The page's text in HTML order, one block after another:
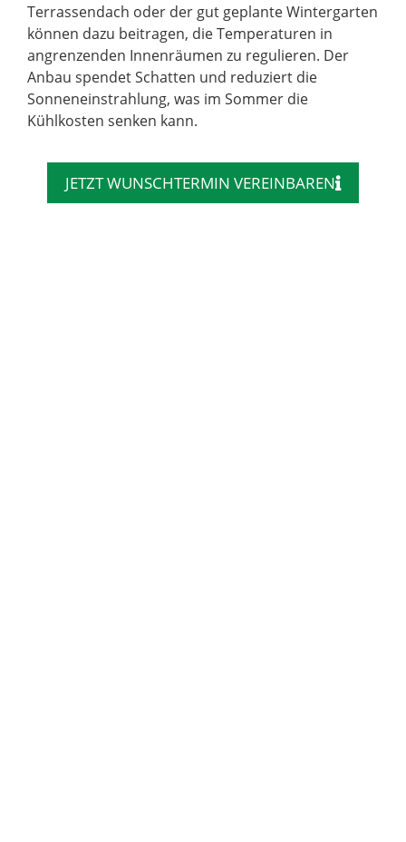
Terrassendach oder der gut geplante Wintergarten
können dazu beitragen, die Temperaturen in
angrenzenden Innenräumen zu regulieren. Der
Anbau spendet Schatten und reduziert die
Sonneneinstrahlung, was im Sommer die
Kühlkosten senken kann.
JETZT WUNSCHTERMIN VEREINBAREN